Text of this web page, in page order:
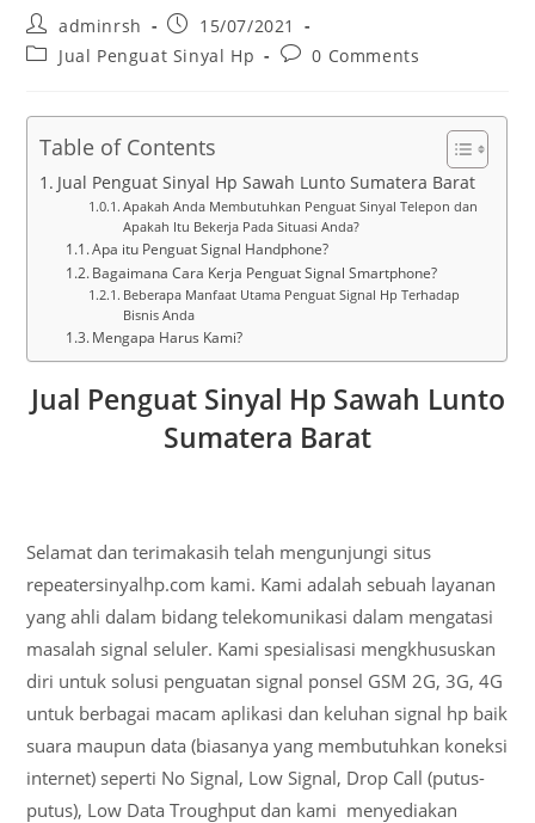
Post
author:
adminrsh
Post
published:
15/07/2021
PostJual Penguat Sinyal Hp
Post0 Comments
Table of Contents
Jual Penguat Sinyal Hp Sawah Lunto Sumatera Barat
Apakah Anda Membutuhkan Penguat Sinyal Telepon dan
Apakah Itu Bekerja Pada Situasi Anda?
Apa itu Penguat Signal Handphone?
Bagaimana Cara Kerja Penguat Signal Smartphone?
Beberapa Manfaat Utama Penguat Signal Hp Terhadap
Bisnis Anda
Mengapa Harus Kami?
Jual Penguat Sinyal Hp Sawah Lunto
Sumatera Barat
Selamat dan terimakasih telah mengunjungi situs
repeatersinyalhp.com kami. Kami adalah sebuah layanan
yang ahli dalam bidang telekomunikasi dalam mengatasi
masalah signal seluler. Kami spesialisasi mengkhususkan
diri untuk solusi penguatan signal ponsel GSM 2G, 3G, 4G
untuk berbagai macam aplikasi dan keluhan signal hp baik
suara maupun data (biasanya yang membutuhkan koneksi
internet) seperti No Signal, Low Signal, Drop Call (putus-
putus), Low Data Troughput dan kami menyediakan